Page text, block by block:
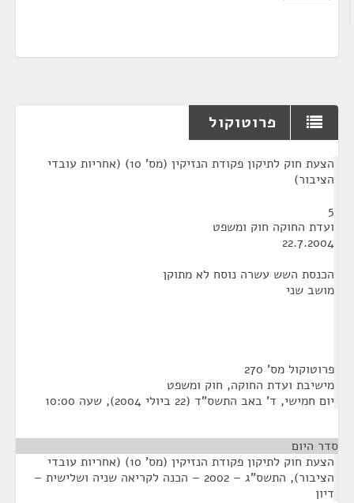
פרוטוקול
הצעת חוק לתיקון פקודת הנזיקין (מס' 10) (אחריות עובדי
הציבור)
5
ועדת החוקה חוק ומשפט
22.7.2004
הכנסת השש עשרה נוסח לא מתוקן
מושב שני
פרוטוקול מס' 270
מישיבת ועדת החוקה, חוק ומשפט
יום חמישי, ד' באב התשס"ד (22 ביולי 2004), שעה 10:00
סדר היום
הצעת חוק לתיקון פקודת הנזיקין (מס' 10) (אחריות עובדי
הציבור), התשס"ג – 2002 – הכנה לקריאה שניה ושלישית –
דיון